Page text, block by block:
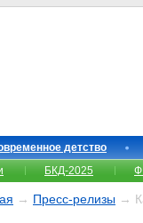
детство
БКД-2025
→ Пресс-релизы →